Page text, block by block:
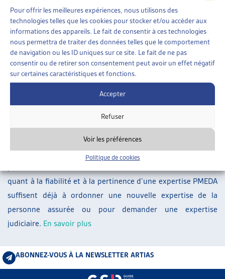
Pour offrir les meilleures expériences, nous utilisons des
technologies telles que les cookies pour stocker et/ou accéder aux
informations des appareils. Le fait de consentir à ces technologies
nous permettra de traiter des données telles que le comportement
de navigation ou les ID uniques sur ce site. Le fait de ne pas
consentir ou de retirer son consentement peut avoir un effet négatif
sur certaines caractéristiques et fonctions.
Accepter
Refuser
Voir les préférences
Politique de cookies
RESSOURCES
THÉMATIQUES
GUIDE SOCIAL ROMAND
AUTRES
ARTIAS
L’ASSOCIATION
D’EXPERTISES PMEDA
À la suite de la suspension de l’attribution des mandats
exigences strictes concernant l’appréciation de la valeur
probante des expertises PMEDA déjà ordonnées dans les
quant à la fiabilité et à la pertinence d’une expertise PMEDA
suffisent déjà à ordonner une nouvelle expertise de la
personne assurée ou pour demander une expertise
judiciaire. En savoir plus
PARTAGER
ABONNEZ-VOUS À LA NEWSLETTER ARTIAS